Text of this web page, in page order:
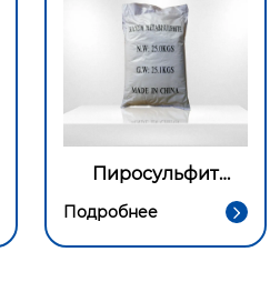
Пиросульфит
Подробнее 